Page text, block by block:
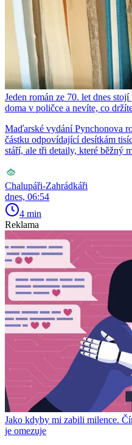
Jeden román ze 70. let dnes
doma v poličce a nevíte, co
Maďarské vydání Pynchonova
částku odpovídající desítkám
stáří, ale tři detaily, které běžný
Chalupáři-Zahrádkáři
dnes, 06:54
4 min
Reklama
Jako kdyby mi zabili milence.
je omezuje